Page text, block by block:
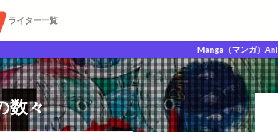
ライター一覧
Manga（マンガ）Anime（アニメ）
数々